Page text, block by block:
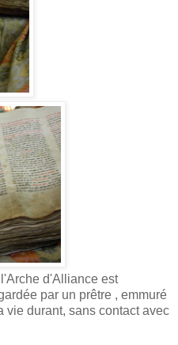
d'Alliance est
par un prêtre , emmuré
vie durant, sans contact avec